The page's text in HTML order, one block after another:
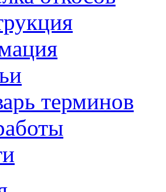
терминов